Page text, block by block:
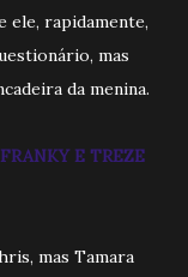
ele, rapidamente,
mas
da menina.
E TREZE
mas Tamara